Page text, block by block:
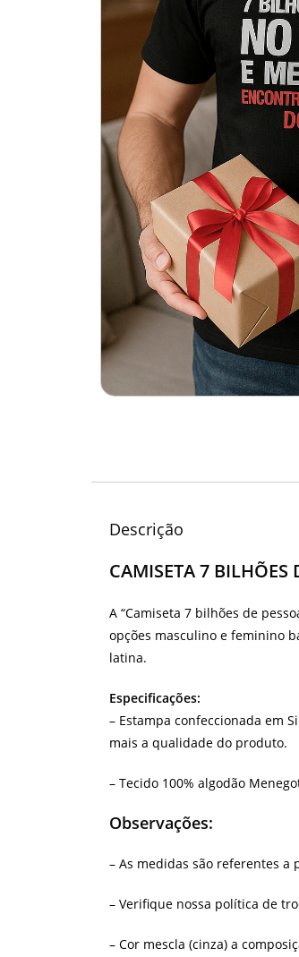
Descrição
CAMISETA 7 BILHÕES
A “Camiseta 7 bilhões de
opções masculino e feminino
latina.
Especificações:
– Estampa confeccionada em
mais a qualidade do produto.
– Tecido 100% algodão
Observações:
– As medidas são referentes a
– Verifique nossa política de
– Cor mescla (cinza) a